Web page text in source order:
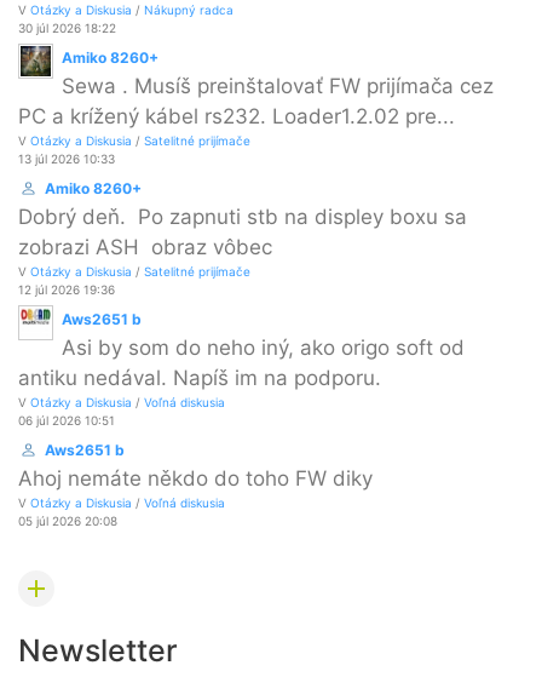
V Otázky a Diskusia / Nákupný radca
30 júl 2026 18:22
Amiko 8260+
Sewa . Musíš preinštalovať FW prijímača cez
PC a krížený kábel rs232. Loader1.2.02 pre...
V Otázky a Diskusia / Satelitné prijímače
13 júl 2026 10:33
Amiko 8260+
Dobrý deň. Po zapnuti stb na displey boxu sa
zobrazi ASH obraz vôbec
V Otázky a Diskusia / Satelitné prijímače
12 júl 2026 19:36
Aws2651 b
Asi by som do neho iný, ako origo soft od
antiku nedával. Napíš im na podporu.
V Otázky a Diskusia / Voľná diskusia
06 júl 2026 10:51
Aws2651 b
Ahoj nemáte někdo do toho FW diky
V Otázky a Diskusia / Voľná diskusia
05 júl 2026 20:08
Newsletter